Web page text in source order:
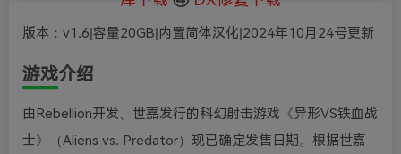
版本：v1.6|容量20GB|内置简体汉化|2024年10月24号更新
游戏介绍
由Rebellion开发、世嘉发行的科幻射击游戏《异形VS铁血战
士》（Aliens vs. Predator）现已确定发售日期。根据世嘉